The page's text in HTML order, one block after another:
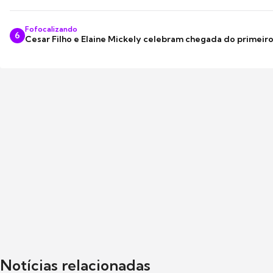
6
Fofocalizando
Cesar Filho e Elaine Mickely celebram chegada do
Notícias relacionadas